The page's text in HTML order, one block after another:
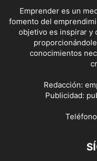
Emprender es un
fomento del
objetivo es inspirar y
conocimientos
Redacción:
Publicidad: